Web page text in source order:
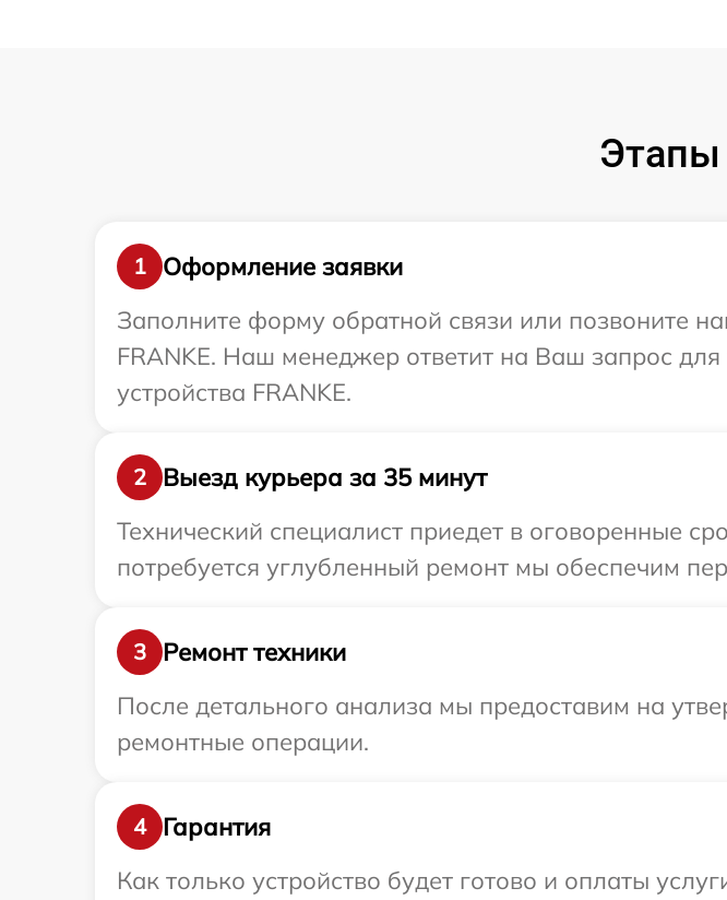
Этапы
1
Оформление заявки
Заполните форму обратной связи или позвоните
FRANKE. Наш менеджер ответит на Ваш запрос
устройства FRANKE.
2
Выезд курьера за 35 минут
Технический специалист приедет в оговоренные
потребуется углубленный ремонт мы обеспечим
3
Ремонт техники
После детального анализа мы предоставим на
ремонтные операции.
4
Гарантия
Как только устройство будет готово и оплаты